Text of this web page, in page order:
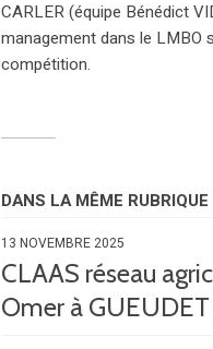
CARLER (équipe Bénédict
management dans le LMBO
compétition.
DANS LA MÊME RUBRIQUE
13 NOVEMBRE 2025
CLAAS réseau
Omer à GUEUDET